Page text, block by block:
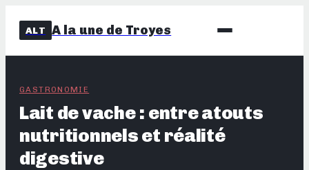
ALT A la une de Troyes
GASTRONOMIE
Lait de vache : entre atouts
nutritionnels et réalité
digestive